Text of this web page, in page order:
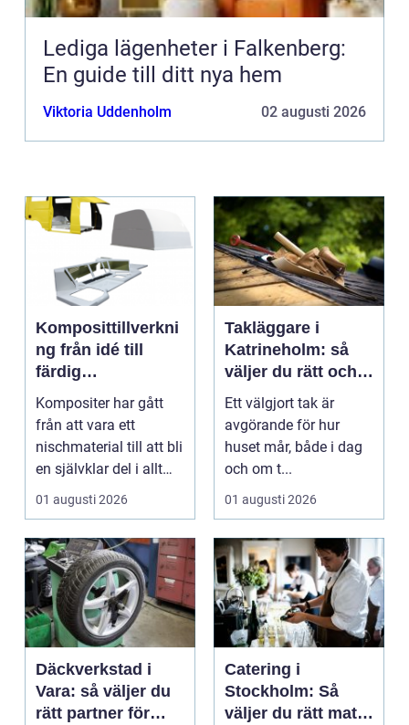
Lediga lägenheter i Falkenberg:
En guide till ditt nya hem
Viktoria Uddenholm 02 augusti 2026
Komposittillverkni
ng från idé till
färdig
högpresterande
produkt
Kompositer har gått
från att vara ett
nischmaterial till att bli
en självklar del i allt
från vindkr...
01 augusti 2026
Takläggare i
Katrineholm: så
väljer du rätt och
får ett tak som
håller
Ett välgjort tak är
avgörande för hur
huset mår, både i dag
och om t...
01 augusti 2026
Däckverkstad i
Vara: så väljer du
rätt partner för
Catering i
Stockholm: Så
väljer du rätt mat